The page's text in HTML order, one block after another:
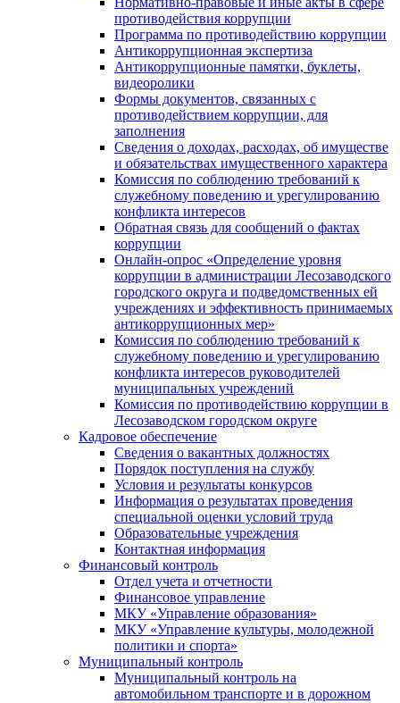
противодействия коррупции
Программа по противодействию коррупции
Антикоррупционная экспертиза
Антикоррупционные памятки, буклеты,
видеоролики
Формы документов, связанных с
противодействием коррупции, для
заполнения
Сведения о доходах, расходах, об имуществе
и обязательствах имущественного характера
Комиссия по соблюдению требований к
служебному поведению и урегулированию
конфликта интересов
Обратная связь для сообщений о фактах
коррупции
Онлайн-опрос «Определение уровня
коррупции в администрации Лесозаводского
городского округа и подведомственных ей
учреждениях и эффективность принимаемых
антикоррупционных мер»
Комиссия по соблюдению требований к
служебному поведению и урегулированию
конфликта интересов руководителей
муниципальных учреждений
Комиссия по противодействию коррупции в
Лесозаводском городском округе
Кадровое обеспечение
Сведения о вакантных должностях
Порядок поступления на службу
Условия и результаты конкурсов
Информация о результатах проведения
специальной оценки условий труда
Образовательные учреждения
Контактная информация
Финансовый контроль
Отдел учета и отчетности
Финансовое управление
МКУ «Управление образования»
МКУ «Управление культуры, молодежной
политики и спорта»
Муниципальный контроль
Муниципальный контроль на
автомобильном транспорте и в дорожном